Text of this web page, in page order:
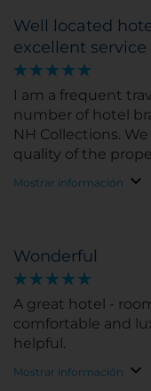
Well located
excellent service
I am a frequent
number of hotel
NH Collections.
quality of the
Mostrar información
Wonderful
A great hotel -
comfortable and luxurious. Staff
helpful.
Mostrar información